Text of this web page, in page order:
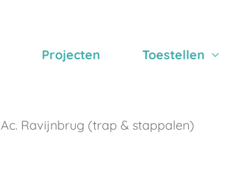
Projecten Toestellen
Ac. Ravijnbrug (trap & stappalen)